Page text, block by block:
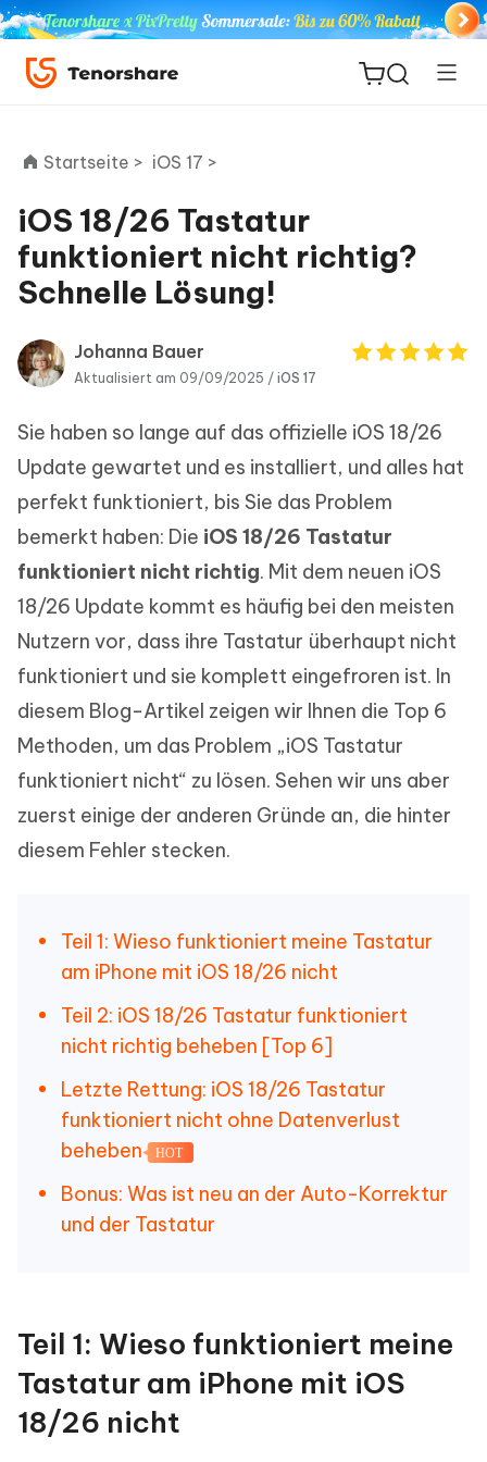
ReiBoot
for iOS
PDF
Editor
Neu
iAnyGo
Startseite > iOS 17 >
iOS 18/26 Tastatur
funktioniert nicht richtig?
Schnelle Lösung!
Johanna Bauer
Aktualisiert am 09/09/2025 / iOS 17
Sie haben so lange auf das offizielle iOS 18/26
Update gewartet und es installiert, und alles hat
perfekt funktioniert, bis Sie das Problem
bemerkt haben: Die iOS 18/26 Tastatur
funktioniert nicht richtig. Mit dem neuen iOS
18/26 Update kommt es häufig bei den meisten
Nutzern vor, dass ihre Tastatur überhaupt nicht
funktioniert und sie komplett eingefroren ist. In
diesem Blog-Artikel zeigen wir Ihnen die Top 6
Methoden, um das Problem „iOS Tastatur
funktioniert nicht“ zu lösen. Sehen wir uns aber
zuerst einige der anderen Gründe an, die hinter
diesem Fehler stecken.
Teil 1: Wieso funktioniert meine Tastatur
am iPhone mit iOS 18/26 nicht
Teil 2: iOS 18/26 Tastatur funktioniert
nicht richtig beheben [Top 6]
Letzte Rettung: iOS 18/26 Tastatur
funktioniert nicht ohne Datenverlust
beheben
HOT
Bonus: Was ist neu an der Auto-Korrektur
und der Tastatur
Teil 1: Wieso funktioniert meine
Tastatur am iPhone mit iOS
18/26 nicht